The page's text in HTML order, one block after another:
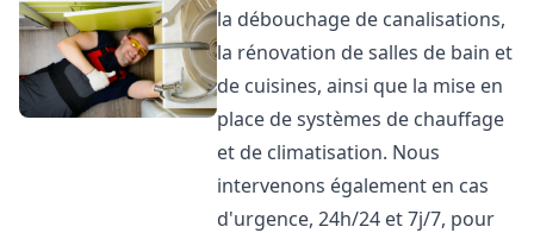
la débouchage de canalisations,
la rénovation de salles de bain et
de cuisines, ainsi que la mise en
place de systèmes de chauffage
et de climatisation. Nous
intervenons également en cas
d'urgence, 24h/24 et 7j/7, pour